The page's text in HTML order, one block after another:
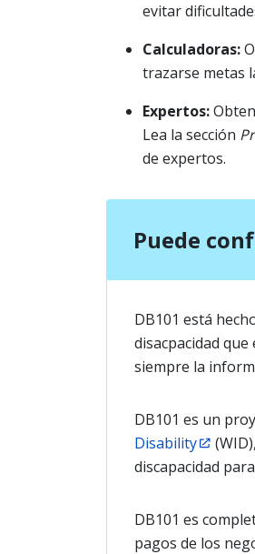
evitar
Calculadoras:
trazarse metas
Expertos:
Lea la sección
de expertos.
Puede
DB101 está
disacpacidad
siempre la
DB101 es un
Disability
discapacidad
DB101 es
pagos de los